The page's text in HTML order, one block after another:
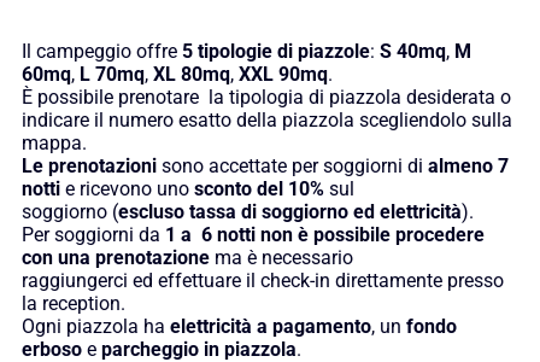
Il campeggio offre 5 tipologie di piazzole: S 40mq, M
60mq, L 70mq, XL 80mq, XXL 90mq.
È possibile prenotare la tipologia di piazzola desiderata o
indicare il numero esatto della piazzola scegliendolo sulla
mappa.
Le prenotazioni sono accettate per soggiorni di almeno 7
notti e ricevono uno sconto del 10% sul
soggiorno (escluso tassa di soggiorno ed elettricità).
Per soggiorni da 1 a 6 notti non è possibile procedere
con una prenotazione ma è necessario
raggiungerci ed effettuare il check-in direttamente presso
la reception.
Ogni piazzola ha elettricità a pagamento, un fondo
erboso e parcheggio in piazzola.